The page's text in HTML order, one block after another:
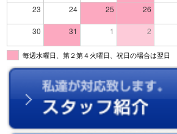
23 24 25 26
30 31 1 2
毎週水曜日、第２第４火曜日、祝日の場合は翌日